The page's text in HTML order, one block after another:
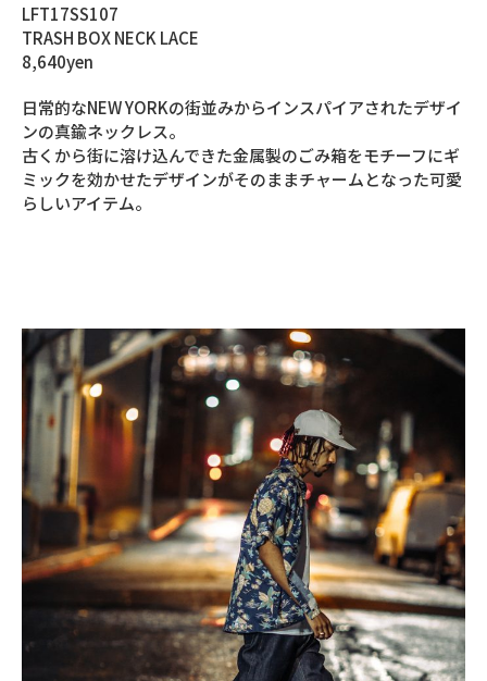
LFT17SS107
TRASH BOX NECK LACE
8,640yen
日常的なNEW YORKの街並みからインスパイアされたデザイ
ンの真鍮ネックレス。
古くから街に溶け込んできた金属製のごみ箱をモチーフにギ
ミックを効かせたデザインがそのままチャームとなった可愛
らしいアイテム。